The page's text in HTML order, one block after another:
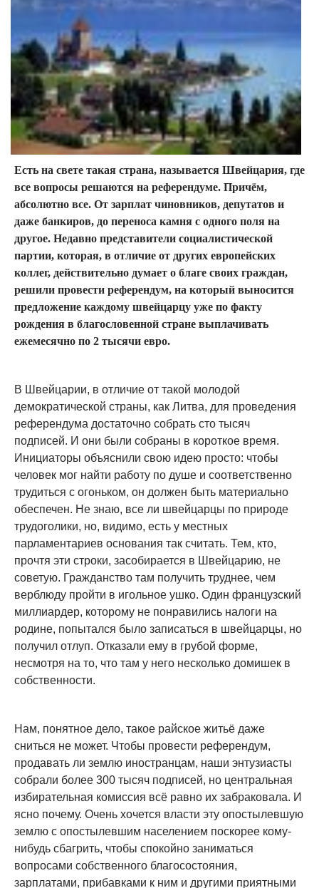
Есть на свете такая страна, называется Швейцария, где
все вопросы решаются на референдуме. Причём,
абсолютно все. От зарплат чиновников, депутатов и
даже банкиров, до переноса камня с одного поля на
другое. Недавно представители социалистической
партии, которая, в отличие от других европейских
коллег, действительно думает о благе своих граждан,
решили провести референдум, на который выносится
предложение каждому швейцарцу уже по факту
рождения в благословенной стране выплачивать
ежемесячно по 2 тысячи евро.
В Швейцарии, в отличие от такой молодой
демократической страны, как Литва, для проведения
референдума достаточно собрать сто тысяч
подписей. И они были собраны в короткое время.
Инициаторы объяснили свою идею просто: чтобы
человек мог найти работу по душе и соответственно
трудиться с огоньком, он должен быть материально
обеспечен. Не знаю, все ли швейцарцы по природе
трудоголики, но, видимо, есть у местных
парламентариев основания так считать. Тем, кто,
прочтя эти строки, засобирается в Швейцарию, не
советую. Гражданство там получить труднее, чем
верблюду пройти в игольное ушко. Один французский
миллиардер, которому не понравились налоги на
родине, попытался было записаться в швейцарцы, но
получил отлуп. Отказали ему в грубой форме,
несмотря на то, что там у него несколько домишек в
собственности.
Нам, понятное дело, такое райское житьё даже
сниться не может. Чтобы провести референдум,
продавать ли землю иностранцам, наши энтузиасты
собрали более 300 тысяч подписей, но центральная
избирательная комиссия всё равно их забраковала. И
ясно почему. Очень хочется власти эту опостылевшую
землю с опостылевшим населением поскорее кому-
нибудь сбагрить, чтобы спокойно заниматься
вопросами собственного благосостояния,
зарплатами, прибавками к ним и другими приятными